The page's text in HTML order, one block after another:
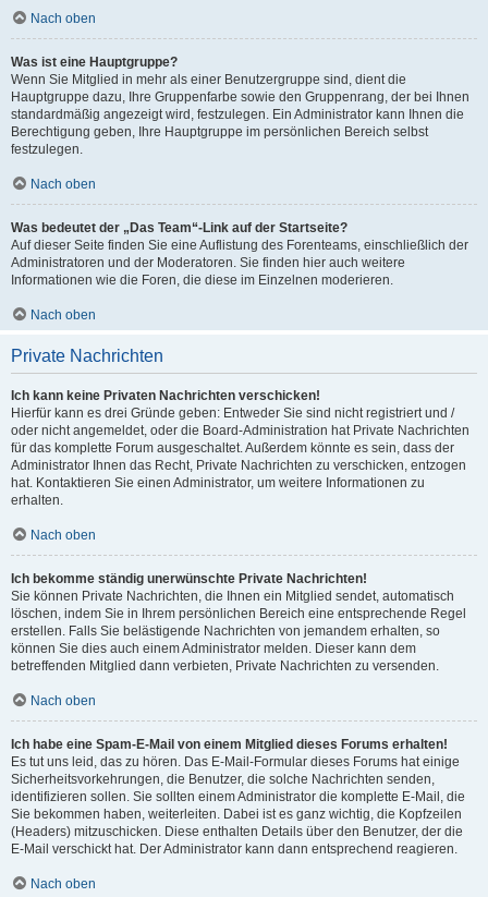
Nach oben
Was ist eine Hauptgruppe?
Wenn Sie Mitglied in mehr als einer Benutzergruppe sind, dient die
Hauptgruppe dazu, Ihre Gruppenfarbe sowie den Gruppenrang, der bei Ihnen
standardmäßig angezeigt wird, festzulegen. Ein Administrator kann Ihnen die
Berechtigung geben, Ihre Hauptgruppe im persönlichen Bereich selbst
festzulegen.
Nach oben
Was bedeutet der „Das Team“-Link auf der Startseite?
Auf dieser Seite finden Sie eine Auflistung des Forenteams, einschließlich der
Administratoren und der Moderatoren. Sie finden hier auch weitere
Informationen wie die Foren, die diese im Einzelnen moderieren.
Nach oben
Private Nachrichten
Ich kann keine Privaten Nachrichten verschicken!
Hierfür kann es drei Gründe geben: Entweder Sie sind nicht registriert und /
oder nicht angemeldet, oder die Board-Administration hat Private Nachrichten
für das komplette Forum ausgeschaltet. Außerdem könnte es sein, dass der
Administrator Ihnen das Recht, Private Nachrichten zu verschicken, entzogen
hat. Kontaktieren Sie einen Administrator, um weitere Informationen zu
erhalten.
Nach oben
Ich bekomme ständig unerwünschte Private Nachrichten!
Sie können Private Nachrichten, die Ihnen ein Mitglied sendet, automatisch
löschen, indem Sie in Ihrem persönlichen Bereich eine entsprechende Regel
erstellen. Falls Sie belästigende Nachrichten von jemandem erhalten, so
können Sie dies auch einem Administrator melden. Dieser kann dem
betreffenden Mitglied dann verbieten, Private Nachrichten zu versenden.
Nach oben
Ich habe eine Spam-E-Mail von einem Mitglied dieses Forums erhalten!
Es tut uns leid, das zu hören. Das E-Mail-Formular dieses Forums hat einige
Sicherheitsvorkehrungen, die Benutzer, die solche Nachrichten senden,
identifizieren sollen. Sie sollten einem Administrator die komplette E-Mail, die
Sie bekommen haben, weiterleiten. Dabei ist es ganz wichtig, die Kopfzeilen
(Headers) mitzuschicken. Diese enthalten Details über den Benutzer, der die
E-Mail verschickt hat. Der Administrator kann dann entsprechend reagieren.
Nach oben